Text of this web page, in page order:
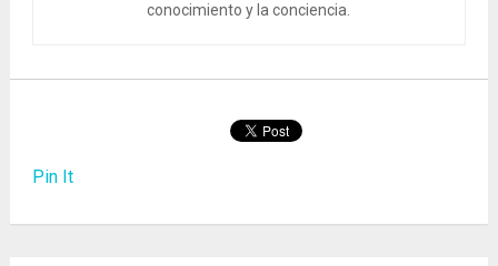
conocimiento y la conciencia.
Pin It